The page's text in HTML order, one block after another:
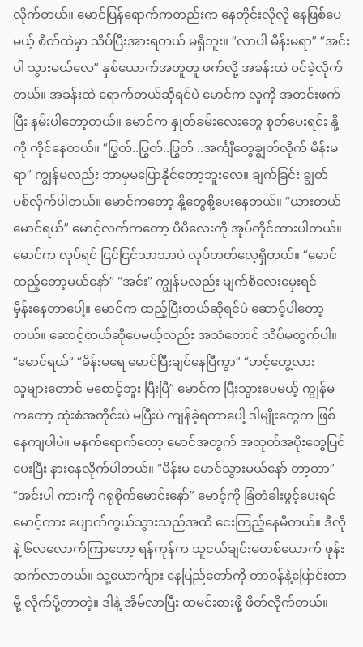
လိုက်တယ်။ မောင်ပြန်ရောက်ကတည်းက နေတိုင်းလိုလို နေဖြစ်ပေ
မယ့် စိတ်ထဲမှာ သိပ်ပြီးအားရတယ် မရှိဘူး။ “လာပါ မိန်းမရာ” “အင်း
ပါ သွားမယ်လေ” နှစ်ယောက်အတူတူ ဖက်လို့ အခန်းထဲ ဝင်ခဲ့လိုက်
တယ်။ အခန်းထဲ ရောက်တယ်ဆိုရင်ပဲ မောင်က လူကို အတင်းဖက်
ပြီး နမ်းပါတော့တယ်။ မောင်က နှုတ်ခမ်းလေးတွေ စုတ်ပေးရင်း နို့
ကို ကိုင်နေတယ်။ “ပြွတ်..ပြွတ်..ပြွတ် ..အင်္ကျီတွေချွတ်လိုက် မိန်းမ
ရာ” ကျွန်မလည်း ဘာမှမပြောနိုင်တော့ဘူးလေ။ ချက်ခြင်း ချွတ်
ပစ်လိုက်ပါတယ်။ မောင်ကတော့ နို့တွေစို့ပေးနေတယ်။ “ယားတယ်
မောင်ရယ်” မောင့်လက်ကတော့ ပိပိလေးကို အုပ်ကိုင်ထားပါတယ်။
မောင်က လုပ်ရင် ငြင်ငြင်သာသာပဲ လုပ်တတ်လေ့ရှိတယ်။ “မောင်
ထည့်တော့မယ်နော်” “အင်း” ကျွန်မလည်း မျက်စိလေးမှေးရင်
မှိန်းနေတာပေါ့။ မောင်က ထည့်ပြီးတယ်ဆိုရင်ပဲ ဆောင့်ပါတော့
တယ်။ ဆောင့်တယ်ဆိုပေမယ့်လည်း အသံတောင် သိပ်မထွက်ပါ။
“မောင်ရယ်” “မိန်းမရေ မောင်ပြီးချင်နေပြီကွာ” “ဟင့်တွေ့လား
သူများတောင် မစောင့်ဘူး ပြီးပြီ” မောင်က ပြီးသွားပေမယ့် ကျွန်မ
ကတော့ ထုံးစံအတိုင်းပဲ မပြီးပဲ ကျန်ခဲ့ရတာပေါ့ ဒါမျိုးတွေက ဖြစ်
နေကျပါပဲ။ မနက်ရောက်တော့ မောင်အတွက် အထုတ်အပိုးတွေပြင်
ပေးပြီး နားနေလိုက်ပါတယ်။ “မိန်းမ မောင်သွားမယ်နော် တာ့တာ”
“အင်းပါ ကားကို ဂရုစိုက်မောင်းနော်” မောင့်ကို ခြံတံခါးဖွင့်ပေးရင်
မောင့်ကား ပျောက်ကွယ်သွားသည်အထိ ငေးကြည့်နေမိတယ်။ ဒီလို
နဲ့ ၆လ‌လောက်ကြာတော့ ရန်ကုန်က သူငယ်ချင်းမတစ်ယောက် ဖုန်း
ဆက်လာတယ်။ သူ့ယောက်ျား နေပြည်တော်ကို တာဝန်နဲ့ပြောင်းတာ
မို့ လိုက်ပို့တာတဲ့။ ဒါနဲ့ အိမ်လာပြီး ထမင်းစားဖို့ ဖိတ်လိုက်တယ်။